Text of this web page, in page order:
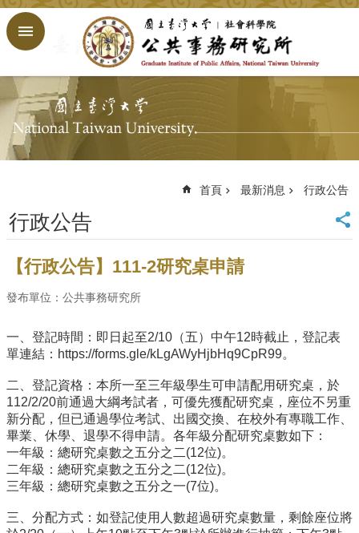
跳到主要內容區塊
搜
尋
回
首
頁
頁
站
導
覽
公
事
所
簡
介
公
事
所
成
員
首頁 最新消息 行政公告
行政公告
【行政公告】111-2研究桌申請
發布單位：公共事務研究所
一、登記時間：即日起至2/10（五）中午12時截止，登記表
單連結：https://forms.gle/kLgAWyHjbHq9CpR99。
二、登記資格：本所一至三年級學生可申請配用研究桌，於
112/2/20前通過大綱考試者，可優先獲配研究桌，座位不另重
新分配，但已通過學位考試、出國交換、在校外有專職工作、
畢業、休學、退學不得申請。各年級分配研究桌數如下：
一年級：總研究桌數之五分之二(12位)。
二年級：總研究桌數之五分之二(12位)。
三年級：總研究桌數之五分之一(7位)。
三、分配方式：如登記使用人數超過研究桌數量，剩餘座位將